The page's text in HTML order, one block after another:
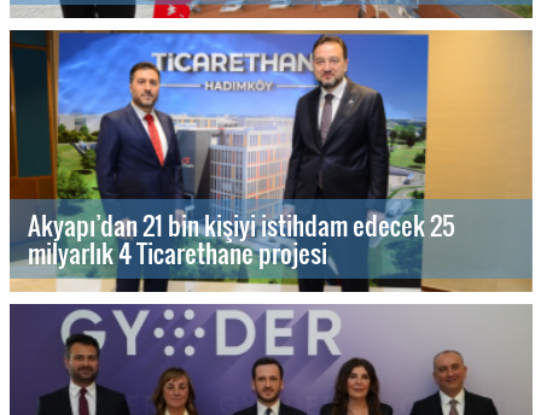
Akyapı’dan 21 bin kişiyi istihdam edecek 25
milyarlık 4 Ticarethane projesi